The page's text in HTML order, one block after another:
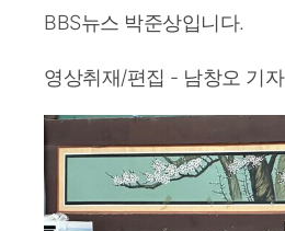
BBS뉴스 박준상입니다.
영상취재/편집 - 남창오 기자